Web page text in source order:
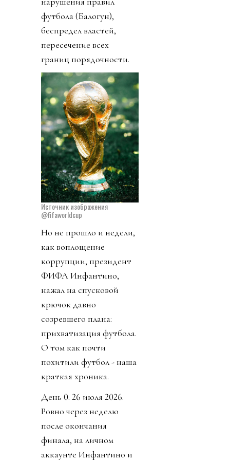
футбола (Балогун),
беспредел властей,
пересечение всех
границ порядочности.
Источник изображения
@fifaworldcup
Но не прошло и недели,
как воплощение
коррупции, президент
ФИФА Инфантино,
нажал на спусковой
крючок давно
созревшего плана:
прихватизация футбола.
О том как почти
похитили футбол - наша
краткая хроника.
День 0. 26 июля 2026.
Ровно через неделю
после окончания
финала, на личном
аккаунте Инфантино и